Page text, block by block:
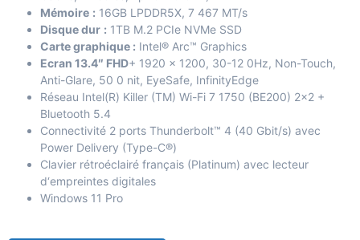
Mémoire : 16GB LPDDR5X, 7 467 MT/s
Disque dur : 1TB M.2 PCIe NVMe SSD
Carte graphique : Intel® Arc™ Graphics
Ecran 13.4″ FHD+ 1920 x 1200, 30-12 0Hz, Non-Touch,
Anti-Glare, 50 0 nit, EyeSafe, InfinityEdge
Réseau Intel(R) Killer (TM) Wi-Fi 7 1750 (BE200) 2×2 +
Bluetooth 5.4
Connectivité 2 ports Thunderbolt™ 4 (40 Gbit/s) avec
Power Delivery (Type-C®)
Clavier rétroéclairé français (Platinum) avec lecteur
d‘empreintes digitales
Windows 11 Pro